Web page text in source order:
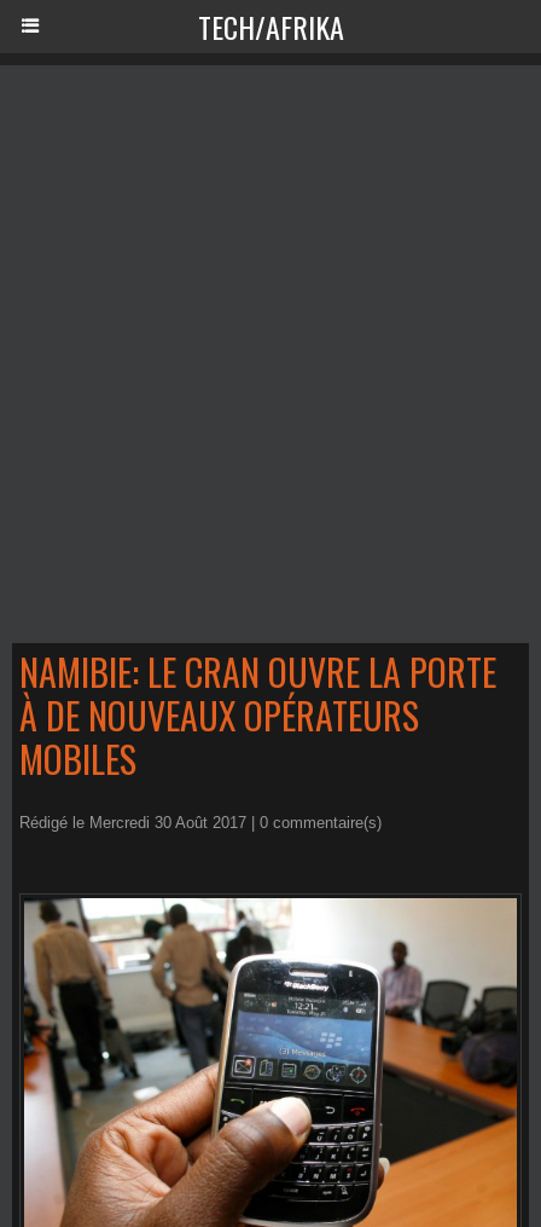
TECH/AFRIKA
NAMIBIE: LE CRAN OUVRE LA PORTE
À DE NOUVEAUX OPÉRATEURS
MOBILES
Rédigé le Mercredi 30 Août 2017 | 0 commentaire(s)